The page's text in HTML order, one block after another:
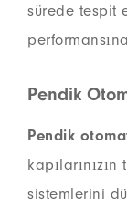
sürede tespit
Pendik
Pendik
sistemlerini